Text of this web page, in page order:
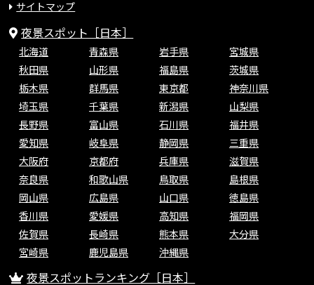
サイトマップ
夜景スポット［日本］
北海道 青森県 岩手県
宮城県
秋田県
山形県 福島県
茨城県
栃木県
群馬県 東京都
神奈川県
埼玉県
千葉県 新潟県
山梨県
長野県
富山県 石川県
福井県
愛知県
岐阜県 静岡県
三重県
大阪府
京都府 兵庫県
滋賀県
奈良県
和歌山県 鳥取県
島根県
岡山県
広島県 山口県
徳島県
香川県
愛媛県 高知県
福岡県
佐賀県
長崎県 熊本県
大分県
宮崎県
鹿児島県 沖縄県
夜景スポットランキング［日本］